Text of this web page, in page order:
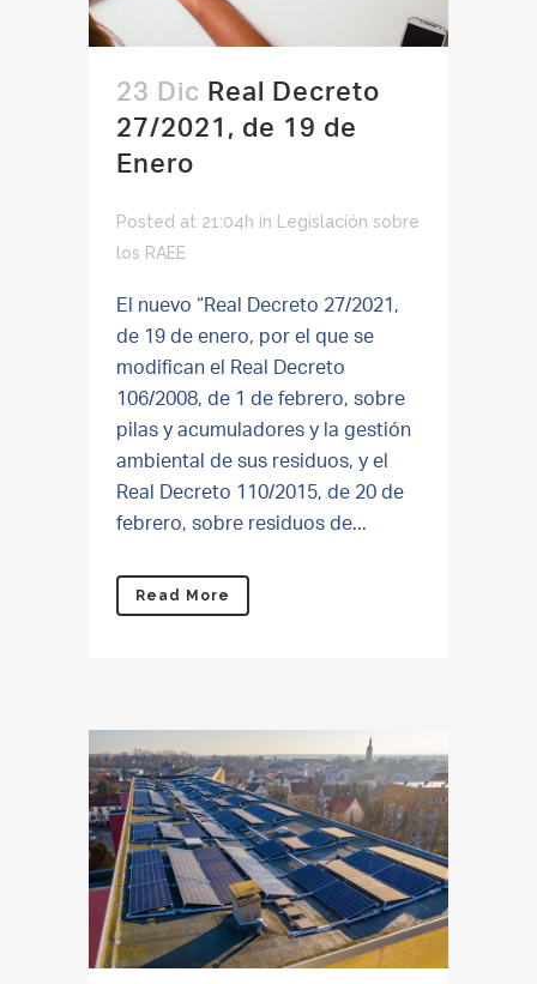
23 Dic Real Decreto
27/2021, de 19 de
Enero
Posted at 21:04h in
Legislación sobre
los RAEE
El nuevo “Real Decreto 27/2021,
de 19 de enero, por el que se
modifican el Real Decreto
106/2008, de 1 de febrero, sobre
pilas y acumuladores y la gestión
ambiental de sus residuos, y el
Real Decreto 110/2015, de 20 de
febrero, sobre residuos de...
Read More